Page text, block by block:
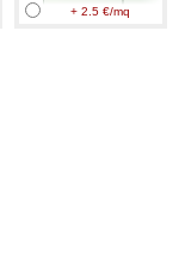
+ 2.5 €/mq